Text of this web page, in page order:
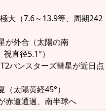
大（7.6～13.9等、周期242
が外合（太陽の南
直径5.1″）
パンスターズ彗星が近日点
太陽黄経45°）
赤道通過、南半球へ